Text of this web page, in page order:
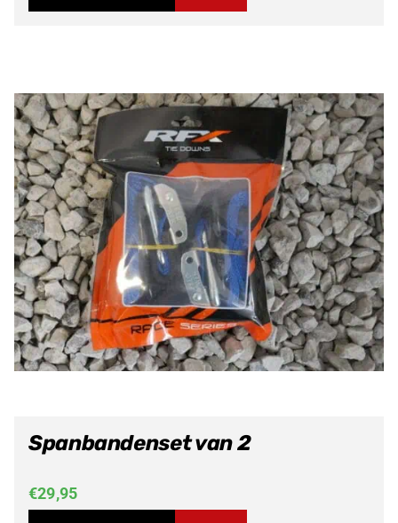
Spanbandenset van 2
€29,95